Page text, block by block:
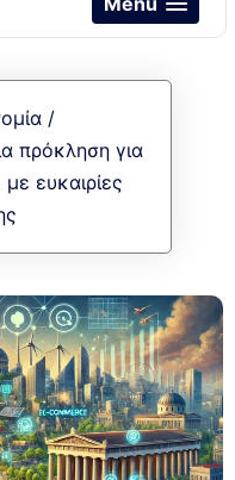
/
πρόκληση για
ευκαιρίες